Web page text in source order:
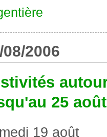
08/2006
25 août
19 août